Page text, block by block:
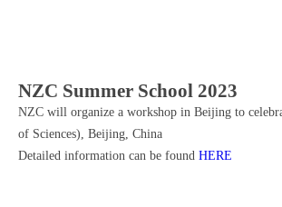
NZC Summer School 2023
NZC will organize a workshop in Beijing to
of Sciences), Beijing, China
Detailed information can be found HERE